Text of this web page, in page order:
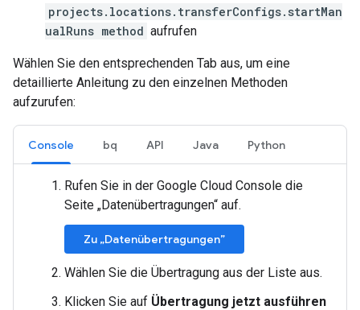
projects.locations.transferConfigs.startMan
ualRuns method aufrufen
Wählen Sie den entsprechenden Tab aus, um eine
detaillierte Anleitung zu den einzelnen Methoden
aufzurufen:
Console bq API Java Python
Rufen Sie in der Google Cloud Console die
Seite „Datenübertragungen“ auf.
Zu „Datenübertragungen”
Wählen Sie die Übertragung aus der Liste aus.
Klicken Sie auf Übertragung jetzt ausführen